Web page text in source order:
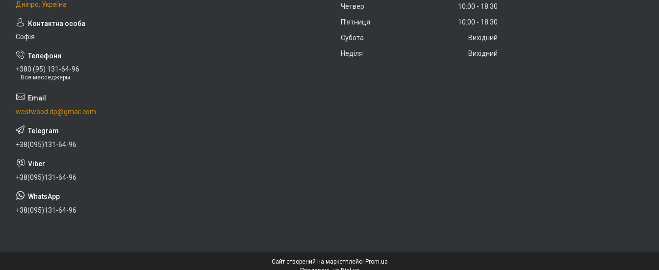
Дніпро, Україна
Софія
+380 (95) 131-64-96
Все месседжеры
westwood.dp@gmail.com
+38(095)131-64-96
+38(095)131-64-96
+38(095)131-64-96
Четвер
10:00
18:30
Пʼятниця
10:00
18:30
Субота
Вихідний
Неділя
Вихідний
Сайт створений на маркетплейсі Prom.ua